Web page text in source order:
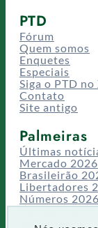
PTD
Fórum
Quem somos
Enquetes
Especiais
Siga o PTD no
Contato
Site antigo
Palmeiras
Últimas
Mercado 2026
Brasileirão
Libertadores
Números 2026
Campeonatos
Temporadas